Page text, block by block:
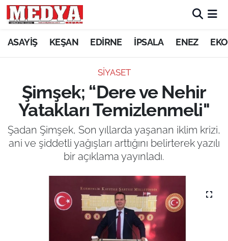
ASAYİŞ KEŞAN EDİRNE İPSALA ENEZ
SİYASET
Şimşek; “Dere ve Nehir
Yatakları Temizlenmeli"
Şadan Şimşek, Son yıllarda yaşanan iklim krizi,
ani ve şiddetli yağışları arttığını belirterek yazılı
bir açıklama yayınladı.
KEŞAN
ASAYİŞ
SİYASET
GÜNDEM
SAĞLIK